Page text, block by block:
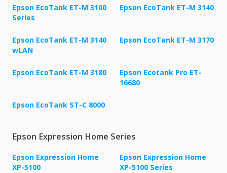
Epson EcoTank ET-M 3100
Series
Epson EcoTank ET-M 3140
Epson EcoTank ET-M 3140
wLAN
Epson EcoTank ET-M 3170
Epson EcoTank ET-M 3180
Epson Ecotank Pro ET-
16680
Epson EcoTank ST-C 8000
Epson Expression Home Series
Epson Expression Home
XP-5100
Epson Expression Home
XP-5100 Series